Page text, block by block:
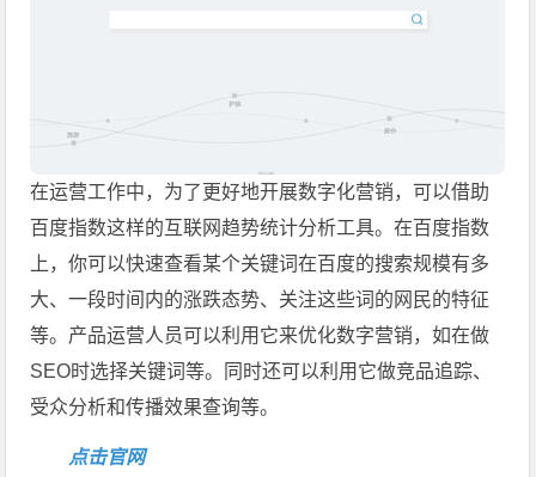
在运营工作中，为了更好地开展数字化营销，可以借助
百度指数这样的互联网趋势统计分析工具。在百度指数
上，你可以快速查看某个关键词在百度的搜索规模有多
大、一段时间内的涨跌态势、关注这些词的网民的特征
等。产品运营人员可以利用它来优化数字营销，如在做
SEO时选择关键词等。同时还可以利用它做竞品追踪、
受众分析和传播效果查询等。
点击官网